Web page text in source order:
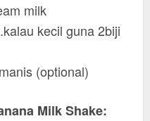
milk
kecil guna 2biji
(optional)
Milk Shake: